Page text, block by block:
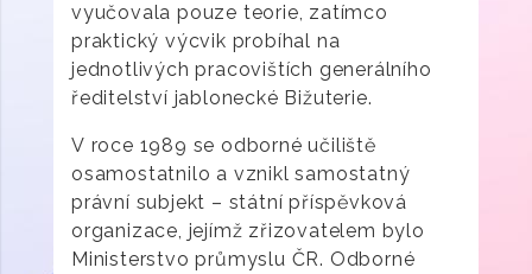
vyučovala pouze teorie, zatímco
praktický výcvik probíhal na
jednotlivých pracovištích generálního
ředitelství jablonecké Bižuterie.
V roce 1989 se odborné učiliště
osamostatnilo a vznikl samostatný
právní subjekt – státní příspěvková
organizace, jejímž zřizovatelem bylo
Ministerstvo průmyslu ČR. Odborné